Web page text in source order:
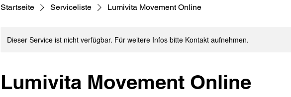
Startseite Serviceliste Lumivita Movement Online
Dieser Service ist nicht verfügbar. Für weitere Infos bitte Kontakt aufnehmen.
Lumivita Movement Online